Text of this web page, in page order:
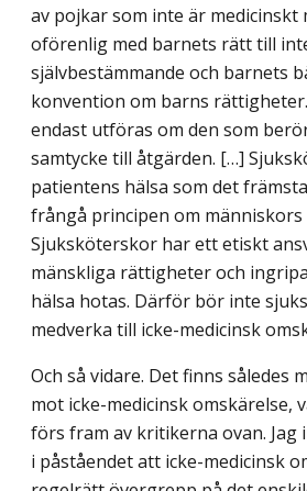
av pojkar som inte är medicinskt
oförenlig med barnets rätt till
självbestämmande och barnets
konvention om barns
endast utföras om den som
samtycke till åtgärden. […]
patientens hälsa som det
frångå principen om människors
Sjuksköterskor har ett etiskt
mänskliga rättigheter och
hälsa hotas. Därför bör inte
medverka till icke-medicinsk
Och så vidare. Det finns således
mot icke-medicinsk omskärelse,
förs fram av kritikerna ovan. Jag
i påståendet att icke-medicinsk